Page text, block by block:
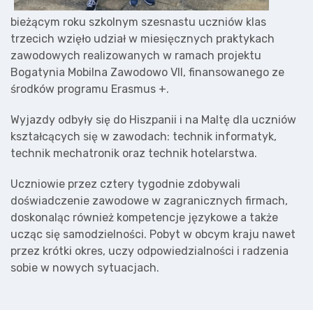
bieżącym roku szkolnym szesnastu uczniów klas
trzecich wzięło udział w miesięcznych praktykach
zawodowych realizowanych w ramach projektu
Bogatynia Mobilna Zawodowo VII, finansowanego ze
środków programu Erasmus +.
Wyjazdy odbyły się do Hiszpanii i na Maltę dla uczniów
kształcących się w zawodach: technik informatyk,
technik mechatronik oraz technik hotelarstwa.
Uczniowie przez cztery tygodnie zdobywali
doświadczenie zawodowe w zagranicznych firmach,
doskonaląc również kompetencje językowe a także
ucząc się samodzielności. Pobyt w obcym kraju nawet
przez krótki okres, uczy odpowiedzialności i radzenia
sobie w nowych sytuacjach.